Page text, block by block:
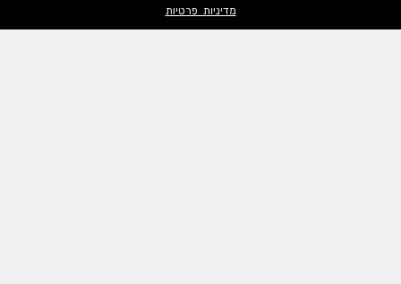
מדיניות פרטיות